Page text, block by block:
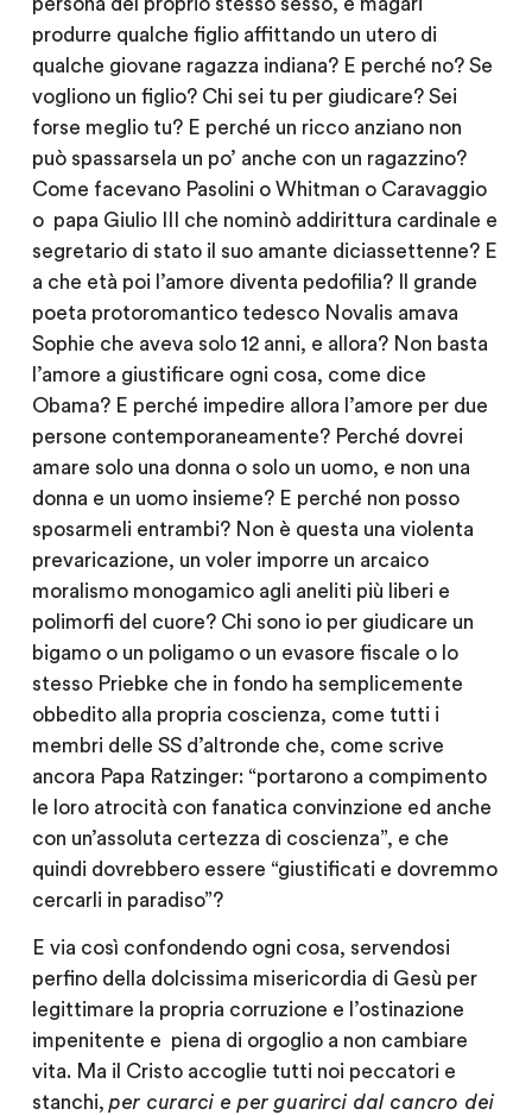
produrre qualche figlio affittando un utero di
qualche giovane ragazza indiana? E perché no? Se
vogliono un figlio? Chi sei tu per giudicare? Sei
forse meglio tu? E perché un ricco anziano non
può spassarsela un po’ anche con un ragazzino?
Come facevano Pasolini o Whitman o Caravaggio
o papa Giulio III che nominò addirittura cardinale e
segretario di stato il suo amante diciassettenne? E
a che età poi l’amore diventa pedofilia? Il grande
poeta protoromantico tedesco Novalis amava
Sophie che aveva solo 12 anni, e allora? Non basta
l’amore a giustificare ogni cosa, come dice
Obama? E perché impedire allora l’amore per due
persone contemporaneamente? Perché dovrei
amare solo una donna o solo un uomo, e non una
donna e un uomo insieme? E perché non posso
sposarmeli entrambi? Non è questa una violenta
prevaricazione, un voler imporre un arcaico
moralismo monogamico agli aneliti più liberi e
polimorfi del cuore? Chi sono io per giudicare un
bigamo o un poligamo o un evasore fiscale o lo
stesso Priebke che in fondo ha semplicemente
obbedito alla propria coscienza, come tutti i
membri delle SS d’altronde che, come scrive
ancora Papa Ratzinger: “portarono a compimento
le loro atrocità con fanatica convinzione ed anche
con un’assoluta certezza di coscienza”, e che
quindi dovrebbero essere “giustificati e dovremmo
cercarli in paradiso”?
E via così confondendo ogni cosa, servendosi
perfino della dolcissima misericordia di Gesù per
legittimare la propria corruzione e l’ostinazione
impenitente e piena di orgoglio a non cambiare
vita. Ma il Cristo accoglie tutti noi peccatori e
stanchi, per curarci e per guarirci dal cancro dei